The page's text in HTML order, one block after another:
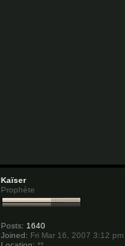
Kaïser
Prophète
Posts: 1640
Joined: Fri Mar 16, 2007 3:12 pm